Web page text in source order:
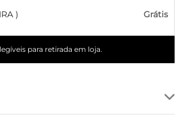
) Grátis
para retirada em loja.